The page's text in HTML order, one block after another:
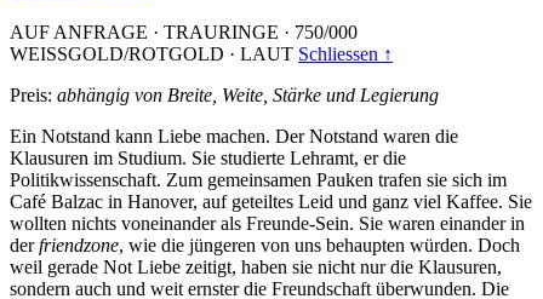
AUF ANFRAGE · TRAURINGE · 750/000
WEISSGOLD/ROTGOLD · LAUT Schliessen ↑
Preis: abhängig von Breite, Weite, Stärke und Legierung
Ein Notstand kann Liebe machen. Der Notstand waren die
Klausuren im Studium. Sie studierte Lehramt, er die
Politikwissenschaft. Zum gemeinsamen Pauken trafen sie sich im
Café Balzac in Hanover, auf geteiltes Leid und ganz viel Kaffee. Sie
wollten nichts voneinander als Freunde-Sein. Sie waren einander in
derfriendzone, wie die jüngeren von uns behaupten würden. Doch
weil gerade Not Liebe zeitigt, haben sie nicht nur die Klausuren,
sondern auch und weit ernster die Freundschaft überwunden. Die